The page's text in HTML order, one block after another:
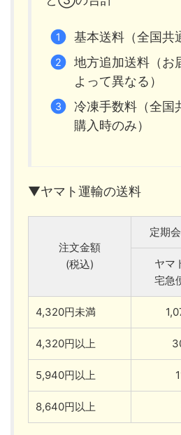
基本送料（全国共
地方追加送料（お
よって異なる）
冷凍手数料（全国
購入時のみ）
▼ヤマト運輸の送料
注文金額
(税込)
定期
ヤマ
宅急
4,320円未満
4,320円以上
5,940円以上
8,640円以上